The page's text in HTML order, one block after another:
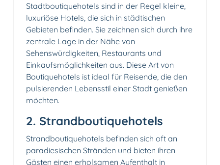
Stadtboutiquehotels sind in der Regel kleine,
luxuriöse Hotels, die sich in städtischen
Gebieten befinden. Sie zeichnen sich durch ihre
zentrale Lage in der Nähe von
Sehenswürdigkeiten, Restaurants und
Einkaufsmöglichkeiten aus. Diese Art von
Boutiquehotels ist ideal für Reisende, die den
pulsierenden Lebensstil einer Stadt genießen
möchten.
2. Strandboutiquehotels
Strandboutiquehotels befinden sich oft an
paradiesischen Stränden und bieten ihren
Gästen einen erholsamen Aufenthalt in